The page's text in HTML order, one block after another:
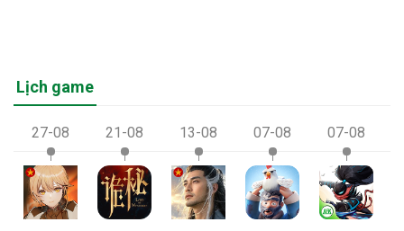
Lịch game
27-08 21-08 13-08 07-08 07-08